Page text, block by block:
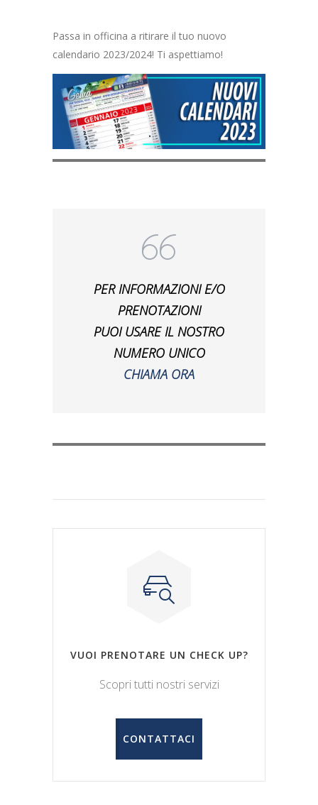
Passa in officina a ritirare il tuo nuovo
calendario 2023/2024! Ti aspettiamo!
PER INFORMAZIONI E/O
PRENOTAZIONI
PUOI USARE IL NOSTRO
NUMERO UNICO
CHIAMA ORA
VUOI PRENOTARE UN CHECK UP?
Scopri tutti nostri servizi
CONTATTACI